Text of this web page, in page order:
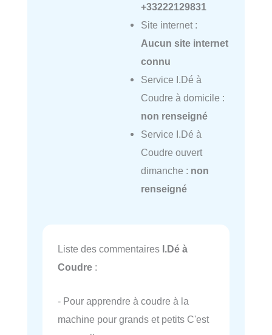
+33222129831
Site internet :
Aucun site internet
connu
Service I.Dé à
Coudre à domicile :
non renseigné
Service I.Dé à
Coudre ouvert
dimanche : non
renseigné
Liste des commentaires I.Dé à
Coudre :
- Pour apprendre à coudre à la
machine pour grands et petits C'est